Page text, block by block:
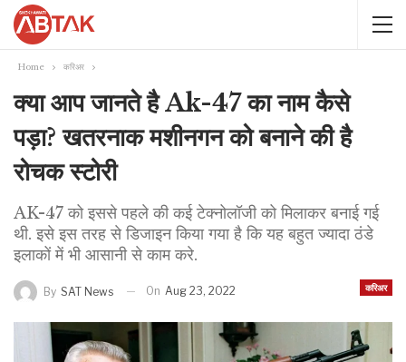
Home करिअर
क्या आप जानते है Ak-47 का नाम कैसे
पड़ा? खतरनाक मशीनगन को बनाने की है
रोचक स्‍टोरी
AK-47 को इससे पहले की कई टेक्नोलॉजी को मिलाकर बनाई गई
थी. इसे इस तरह से डिजाइन किया गया है कि यह बहुत ज्यादा ठंडे
इलाकों में भी आसानी से काम करे.
करिअर
By SAT News On Aug 23, 2022